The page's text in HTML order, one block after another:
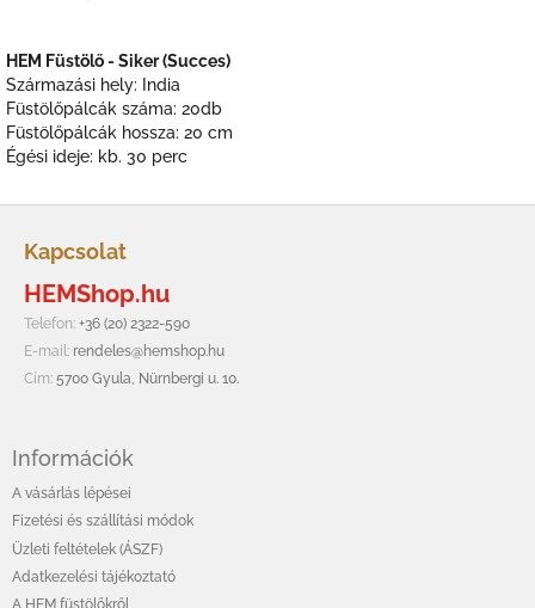
HEM Füstölő - Siker (Succes)
Származási hely: India
Füstölőpálcák száma: 20db
Füstölőpálcák hossza: 20 cm
Égési ideje: kb. 30 perc
Kapcsolat
HEMShop.hu
Telefon: +36 (20) 2322-590
E-mail: rendeles@hemshop.hu
Cím: 5700 Gyula, Nürnbergi u. 10.
Információk
A vásárlás lépései
Fizetési és szállítási módok
Üzleti feltételek (ÁSZF)
Adatkezelési tájékoztató
A HEM füstölőkről